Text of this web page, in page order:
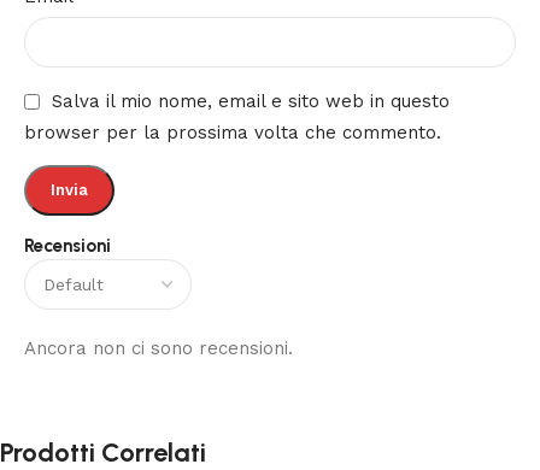
Recensioni
Ancora non ci sono recensioni.
Salva il mio nome, email e sito web in questo
browser per la prossima volta che commento.
Prodotti Correlati